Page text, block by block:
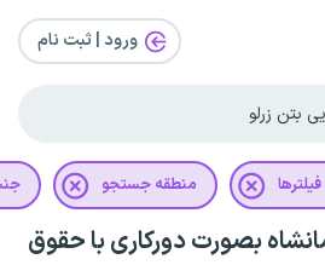
ورود | ثبت‌ نام
فیلترها منطقه جستجو
بصورت دورکاری با حقوق